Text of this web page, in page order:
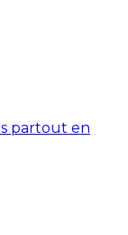
partout en